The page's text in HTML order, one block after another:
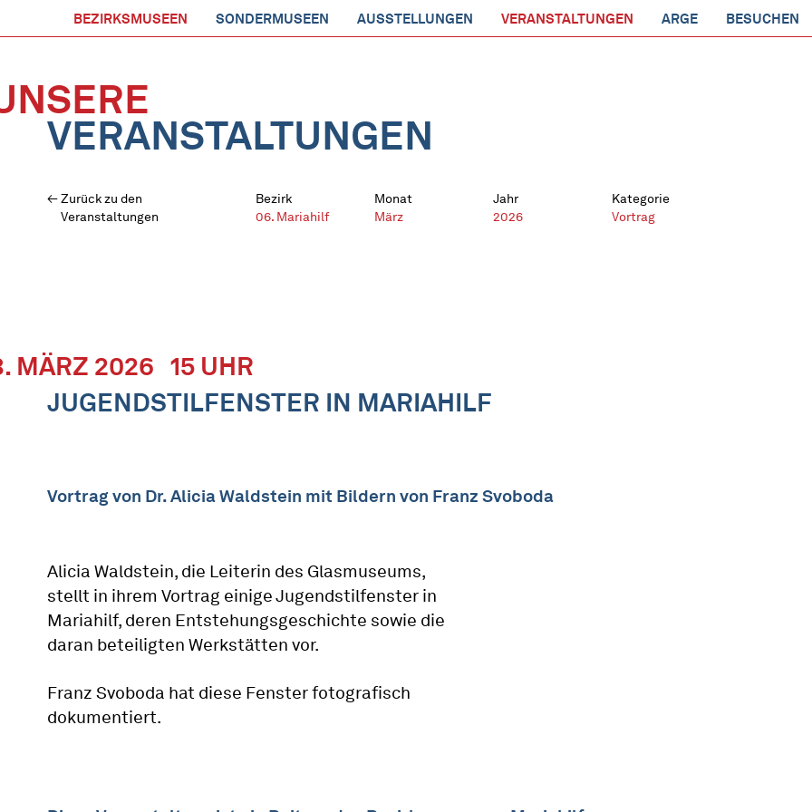
BEZIRKSMUSEEN SONDERMUSEEN AUSSTELLUNGEN VERANSTALTUNGEN ARGE BESUCHEN
VERANSTALTUNGEN
Zurück zu den
Veranstaltungen
Bezirk
06. Mariahilf
Monat
März
Jahr
2026
Kategorie
Vortrag
MÄRZ 2026 15 UHR
JUGENDSTILFENSTER IN MARIAHILF
Vortrag von Dr. Alicia Waldstein mit Bildern von Franz Svoboda
Alicia Waldstein, die Leiterin des Glasmuseums,
stellt in ihrem Vortrag einige Jugendstilfenster in
Mariahilf, deren Entstehungsgeschichte sowie die
daran beteiligten Werkstätten vor.
Franz Svoboda hat diese Fenster fotografisch
dokumentiert.